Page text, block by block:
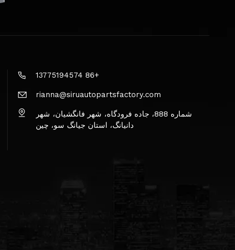
+86 13775194574
rianna@siruautopartsfactory.com
شماره 888، جاده فرودگاه، شهر فانگشیان، شهر
دانیانگ، استان جیانگ سو، چین